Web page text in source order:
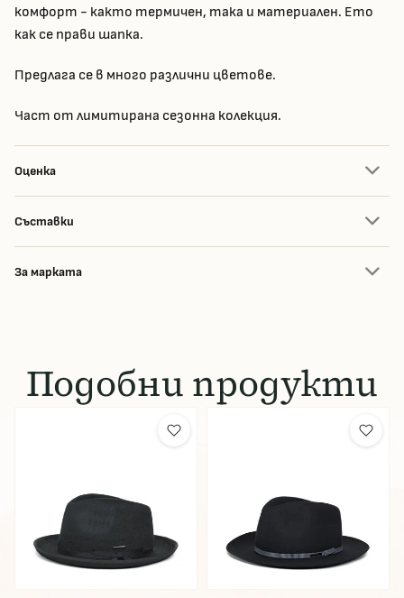
комфорт - както термичен, така и материален. Ето
как се прави шапка.
Предлага се в много различни цветове.
Част от лимитирана сезонна колекция.
Оценка
Съставки
За марката
Подобни продукти